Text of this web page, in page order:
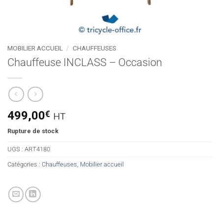
MOBILIER ACCUEIL / CHAUFFEUSES
Chauffeuse INCLASS – Occasion
499,00€ HT
Rupture de stock
UGS : ART4180
Catégories : Chauffeuses, Mobilier accueil